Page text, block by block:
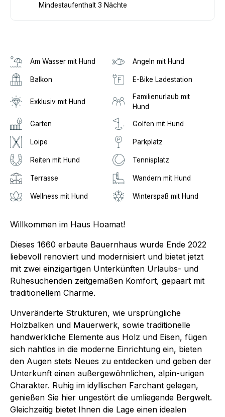
Mindestaufenthalt 3 Nächte
Am Wasser mit Hund Angeln mit Hund
Balkon E-Bike Ladestation
Exklusiv mit Hund
Familienurlaub mit
Hund
Garten Golfen mit Hund
Loipe Parkplatz
Reiten mit Hund Tennisplatz
Terrasse Wandern mit Hund
Wellness mit Hund Winterspaß mit Hund
Willkommen im Haus Hoamat!
Dieses 1660 erbaute Bauernhaus wurde Ende 2022
liebevoll renoviert und modernisiert und bietet jetzt
mit zwei einzigartigen Unterkünften Urlaubs- und
Ruhesuchenden zeitgemäßen Komfort, gepaart mit
traditionellem Charme.
Unveränderte Strukturen, wie ursprüngliche
Holzbalken und Mauerwerk, sowie traditionelle
handwerkliche Elemente aus Holz und Eisen, fügen
sich nahtlos in die moderne Einrichtung ein, bieten
den Augen stets Neues zu entdecken und geben der
Unterkunft einen außergewöhnlichen, alpin-urigen
Charakter. Ruhig im idyllischen Farchant gelegen,
genießen Sie hier ungestört die umliegende Bergwelt.
Gleichzeitig bietet Ihnen die Lage einen idealen